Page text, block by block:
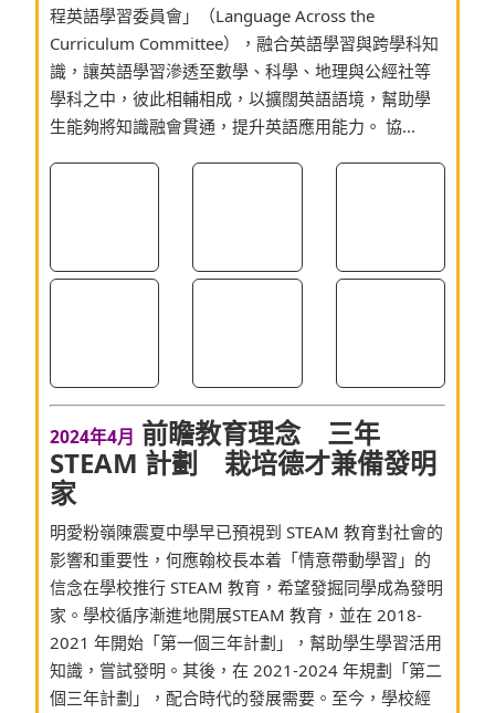
程英語學習委員會」（Language Across the
Curriculum Committee），融合英語學習與跨學科知
識，讓英語學習滲透至數學、科學、地理與公經社等
學科之中，彼此相輔相成，以擴闊英語語境，幫助學
生能夠將知識融會貫通，提升英語應用能力。 協...
2024年4月 前瞻教育理念 三年
STEAM 計劃 栽培德才兼備發明
家
明愛粉嶺陳震夏中學早已預視到 STEAM 教育對社會的
影響和重要性，何應翰校長本着「情意帶動學習」的
信念在學校推行 STEAM 教育，希望發掘同學成為發明
家。學校循序漸進地開展STEAM 教育，並在 2018-
2021 年開始「第一個三年計劃」，幫助學生學習活用
知識，嘗試發明。其後，在 2021-2024 年規劃「第二
個三年計劃」，配合時代的發展需要。至今，學校經